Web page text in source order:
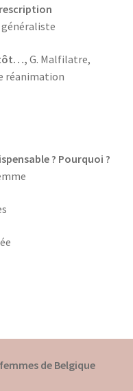
généraliste
tôt…,G. Malfilatre,
réanimation
? Pourquoi ?
de Belgique